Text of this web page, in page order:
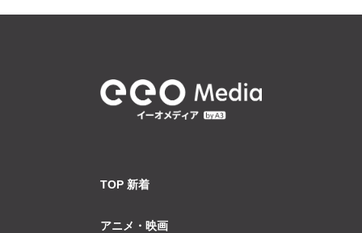
TOP 新着
アニメ・映画